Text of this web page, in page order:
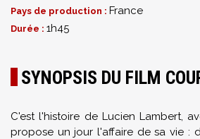
Pays de production : France
Durée : 1h45
SYNOPSIS DU FILM
C'est l'histoire de Lucien Lambert,
propose un jour l'affaire de sa vie :